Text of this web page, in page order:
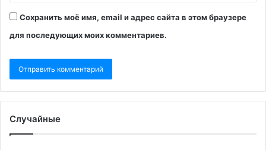
Сохранить моё имя, email и адрес сайта в этом браузере
для последующих моих комментариев.
Случайные